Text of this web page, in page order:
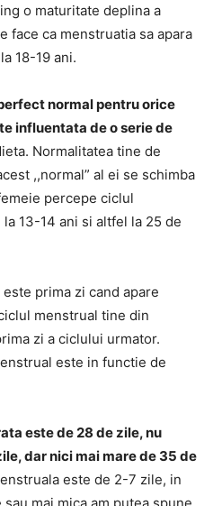
o maturitate deplina a
face ca menstruatia sa apara
18-19 ani.
normal pentru orice
influentata de o serie de
Normalitatea tine de
,,normal” al ei se schimba
percepe ciclul
13-14 ani si altfel la 25 de
este prima zi cand apare
menstrual tine din
zi a ciclului urmator.
este in functie de
este de 28 de zile, nu
dar nici mai mare de 35 de
este de 2-7 zile, in